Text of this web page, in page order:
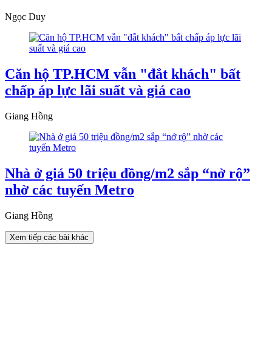
Ngọc Duy
Căn hộ TP.HCM vẫn "đắt khách" bất
chấp áp lực lãi suất và giá cao
Giang Hồng
Nhà ở giá 50 triệu đồng/m2 sắp “nở rộ”
nhờ các tuyến Metro
Giang Hồng
Xem tiếp các bài khác